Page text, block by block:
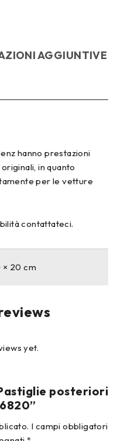
AGGIUNTIVE
hanno prestazioni
in quanto
per le vetture
contattateci.
× 20 cm
yet.
posteriori
I campi obbligatori